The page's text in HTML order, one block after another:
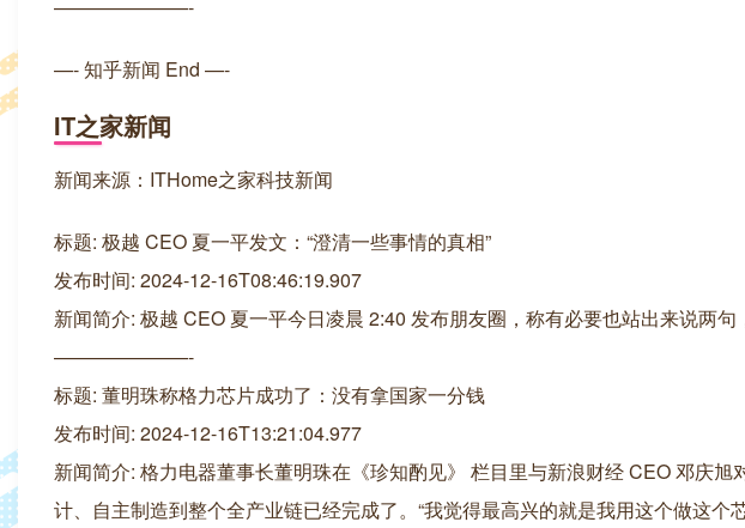
———————-
—- 知乎新闻 End —-
IT之家新闻
新闻来源：ITHome之家科技新闻
标题: 极越 CEO 夏一平发文：“澄清一些事情的真相”
发布时间: 2024-12-16T08:46:19.907
新闻简介: 极越 CEO 夏一平今日凌晨 2:40 发布朋友圈，称有必要也站出来说两句
———————-
标题: 董明珠称格力芯片成功了：没有拿国家一分钱
发布时间: 2024-12-16T13:21:04.977
新闻简介: 格力电器董事长董明珠在《珍知酌见》 栏目里与新浪财经 CEO 邓庆
计、自主制造到整个全产业链已经完成了。“我觉得最高兴的就是我用这个做这个